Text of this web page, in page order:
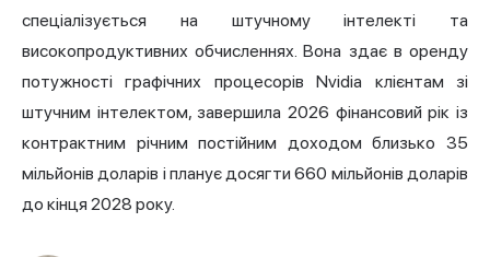
спеціалізується на штучному інтелекті та
високопродуктивних обчисленнях. Вона здає в оренду
потужності графічних процесорів Nvidia клієнтам зі
штучним інтелектом, завершила 2026 фінансовий рік із
контрактним річним постійним доходом близько 35
мільйонів доларів і планує досягти 660 мільйонів доларів
до кінця 2028 року.